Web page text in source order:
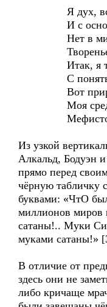
Я дух,
И с
Нет в мире
Творенье не
Итак, я то,
С понятьем
Вот
Моя
Из узкой
Алкальд, Бодуэн
прямо перед
чёрную табличку
буквами: «ЧтО
миллионов миров
сатаны!.. Муки
муками сатаны!»
В отличие от
здесь они не
либо кричаще